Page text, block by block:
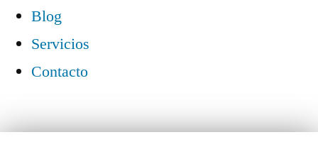
Blog
Servicios
Contacto